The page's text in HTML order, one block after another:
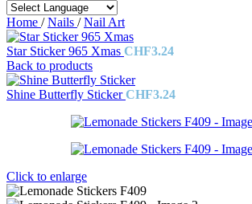
Home / Nails / Nail Art
Star Sticker 965 Xmas CHF3.24
Back to products
Shine Butterfly StickerCHF3.24
Click to enlarge